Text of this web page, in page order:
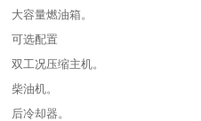
大容量燃油箱。
可选配置
双工况压缩主机。
柴油机。
后冷却器。